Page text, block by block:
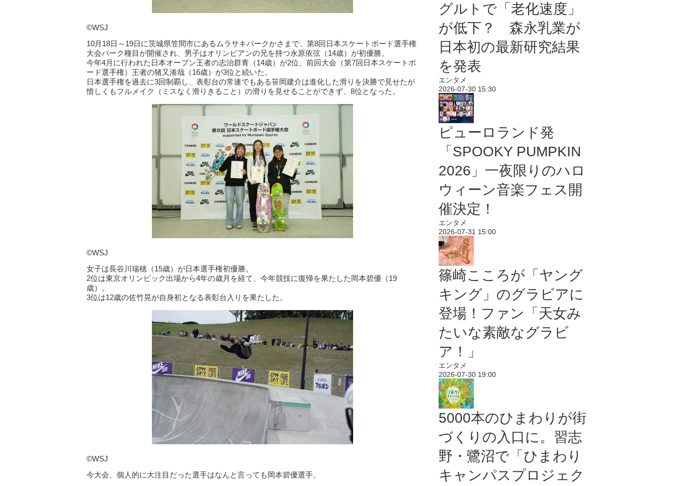
©WSJ
10月18日～19日に茨城県笠間市にあるムラサキパークかさまで、第8回日本スケートボード選手権
大会パーク種目が開催され、男子はオリンピアンの兄を持つ永原依弦（14歳）が初優勝。
今年4月に行われた日本オープン王者の志治群青（14歳）が2位、前回大会（第7回日本スケートボ
ード選手権）王者の猪又湊哉（16歳）が3位と続いた。
日本選手権を過去に3回制覇し、表彰台の常連でもある笹岡建介は進化した滑りを決勝で見せたが
惜しくもフルメイク（ミスなく滑りきること）の滑りを見せることができず、8位となった。
©WSJ
女子は長谷川瑞穂（15歳）が日本選手権初優勝。
2位は東京オリンピック出場から4年の歳月を経て、今年競技に復帰を果たした岡本碧優（19
歳）。
3位は12歳の佐竹晃が自身初となる表彰台入りを果たした。
©WSJ
今大会、個人的に大注目だった選手はなんと言っても岡本碧優選手。
グルトで「老化速度」
が低下？ 森永乳業が
日本初の最新研究結果
を発表
エンタメ
2026-07-30 15:30
ピューロランド発
「SPOOKY PUMPKIN
2026」一夜限りのハロ
ウィーン音楽フェス開
催決定！
エンタメ
2026-07-31 15:00
篠崎こころが「ヤング
キング」のグラビアに
登場！ファン「天女み
たいな素敵なグラビ
ア！」
エンタメ
2026-07-30 19:00
5000本のひまわりが街
づくりの入口に。習志
野・鷺沼で「ひまわり
キャンパスプロジェク